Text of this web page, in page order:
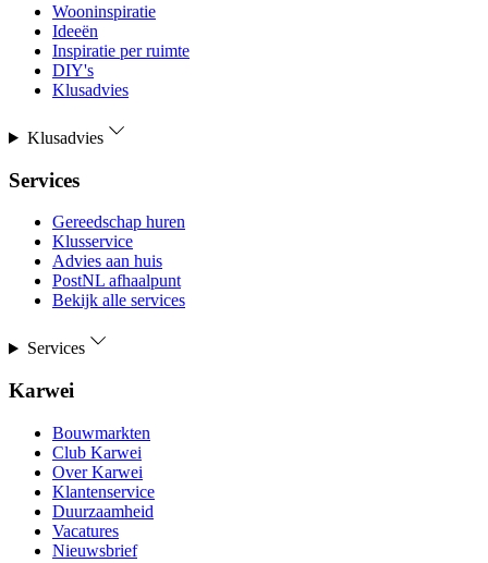
Wooninspiratie
Ideeën
Inspiratie per ruimte
DIY's
Klusadvies
Klusadvies
Services
Gereedschap huren
Klusservice
Advies aan huis
PostNL afhaalpunt
Bekijk alle services
Services
Karwei
Bouwmarkten
Club Karwei
Over Karwei
Klantenservice
Duurzaamheid
Vacatures
Nieuwsbrief